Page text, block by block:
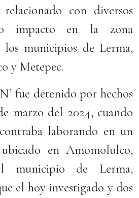
con diversos
impacto en la zona
municipios de Lerma,
y Metepec.
fue detenido por hechos
marzo del 2024, cuando
laborando en un
en Amomolulco,
municipio de Lerma,
el hoy investigado y dos